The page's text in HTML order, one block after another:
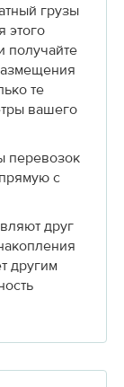
грузы
этого
получайте
те
вашего
перевозок
с
друг
другим